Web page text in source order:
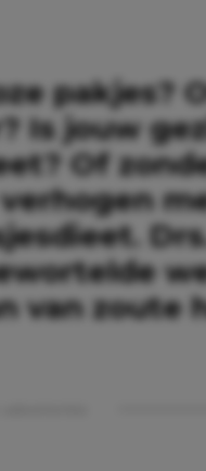
pakjes?
Is jouw
Of
van zoute